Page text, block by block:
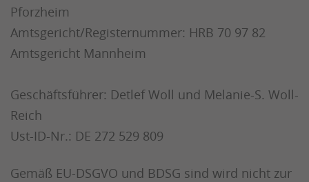
Pforzheim
Amtsgericht/Registernummer: HRB 70 97 82
Amtsgericht Mannheim
Geschäftsführer: Detlef Woll und Melanie-S. Woll-
Reich
Ust-ID-Nr.: DE 272 529 809
Gemäß EU-DSGVO und BDSG sind wird nicht zur